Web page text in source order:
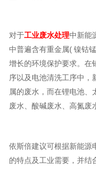
对于工业废水处理中新能
中普遍含有重金属( 镍钴
增长的环境保护要求。在
序以及电池清洗工序中，
属的废水，而在锂电池、
废水、酸碱废水、高氮废
依斯倍建议可根据新能源
的特点及工业需要，并结